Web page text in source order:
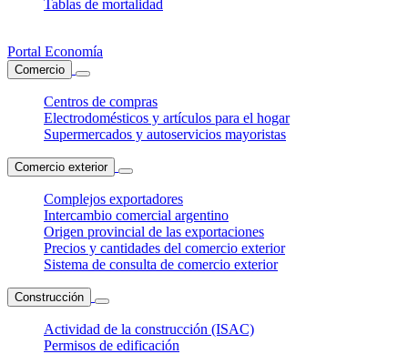
Tablas de mortalidad
Portal Economía
Comercio
Centros de compras
Electrodomésticos y artículos para el hogar
Supermercados y autoservicios mayoristas
Comercio exterior
Complejos exportadores
Intercambio comercial argentino
Origen provincial de las exportaciones
Precios y cantidades del comercio exterior
Sistema de consulta de comercio exterior
Construcción
Actividad de la construcción (ISAC)
Permisos de edificación